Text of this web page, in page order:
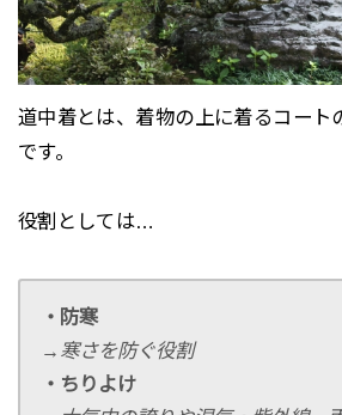
道中着とは、着物の上に着るコート
です。
役割としては…
・防寒
→寒さを防ぐ役割
・ちりよけ